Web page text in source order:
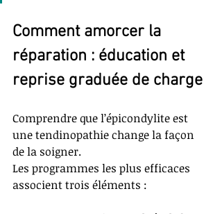
Comment amorcer la
réparation : éducation et
reprise graduée de charge
Comprendre que l’épicondylite est
une tendinopathie change la façon
de la soigner.
Les programmes les plus efficaces
associent trois éléments :